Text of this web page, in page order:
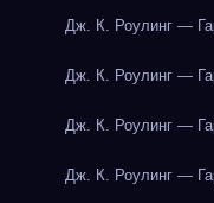
Дж. К. Роулинг —
Дж. К. Роулинг —
Дж. К. Роулинг —
Дж. К. Роулинг —